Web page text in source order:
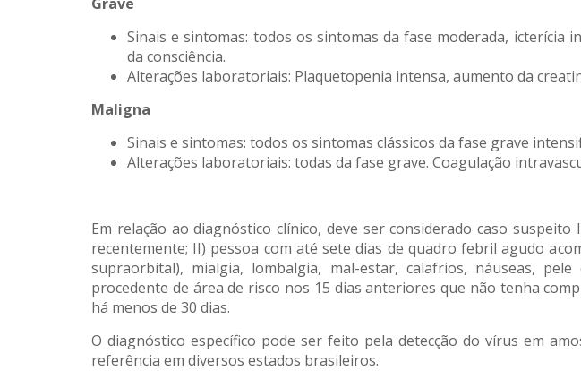
Sinais e sintomas: todos os sintomas da fase moderada,
da consciência.
Alterações laboratoriais: Plaquetopenia intensa, aumento da
Maligna
Sinais e sintomas: todos os sintomas clássicos da fase grave
Alterações laboratoriais: todas da fase grave. Coagulação
Em relação ao diagnóstico clínico, deve ser considerado caso
recentemente; II) pessoa com até sete dias de quadro febril agudo
supraorbital), mialgia, lombalgia, mal-estar, calafrios, náuseas,
procedente de área de risco nos 15 dias anteriores que não tenha
há menos de 30 dias.
O diagnóstico específico pode ser feito pela detecção do vírus em
referência em diversos estados brasileiros.